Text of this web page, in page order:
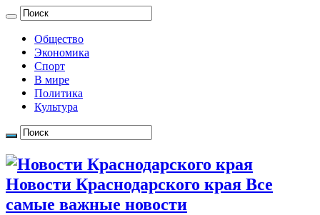
Общество
Экономика
Спорт
В мире
Политика
Культура
Новости Краснодарского края Все
самые важные новости